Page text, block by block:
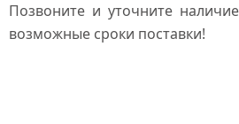
Позвоните и уточните
возможные сроки поставки!